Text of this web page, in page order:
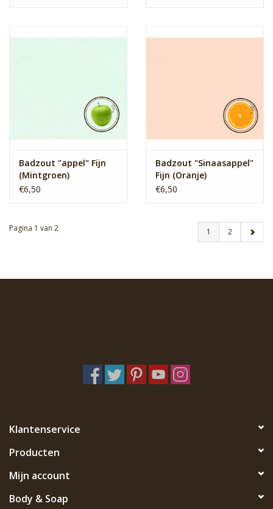
Badzout "appel" Fijn
(Mintgroen)
€6,50
Badzout "Sinaasappel"
Fijn (Oranje)
€6,50
Pagina 1 van 2 1 2
Klantenservice
Producten
Mijn account
Body & Soap